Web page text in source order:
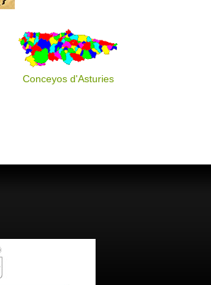
Conceyos d'Asturies